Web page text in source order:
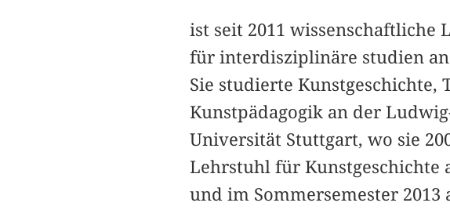
ist seit 2011 wissenschaftliche
für interdisziplinäre studien
Sie studierte Kunstgeschichte,
Kunstpädagogik an der
Universität Stuttgart, wo sie
Lehrstuhl für Kunstgeschichte
und im Sommersemester